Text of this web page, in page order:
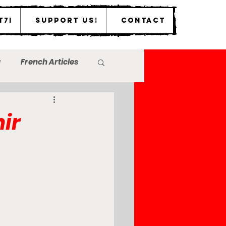
Support Us! Contact
French Articles